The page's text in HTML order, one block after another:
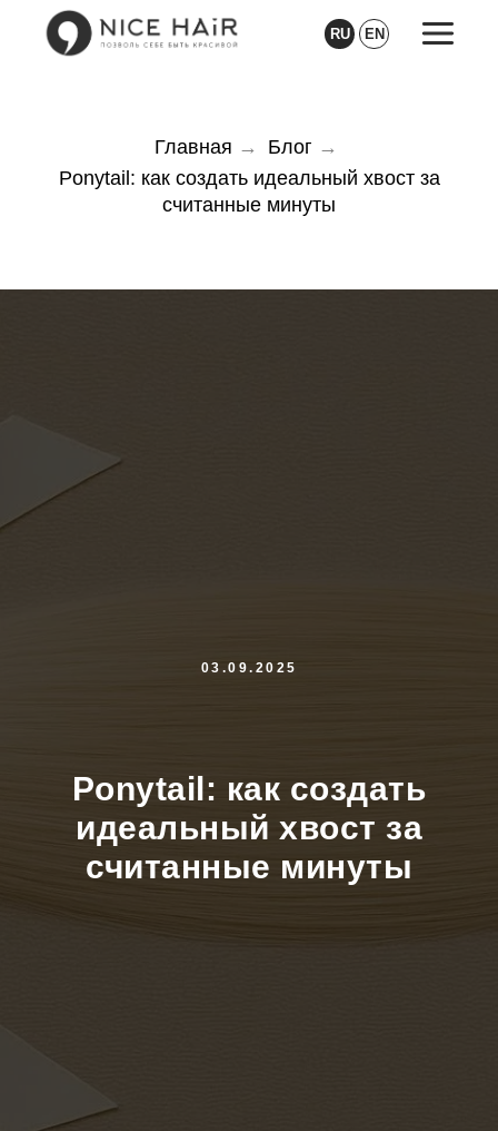
RU EN
Главная → Блог →
Ponytail: как создать идеальный хвост за
считанные минуты
03.09.2025
Ponytail: как создать
идеальный хвост за
считанные минуты